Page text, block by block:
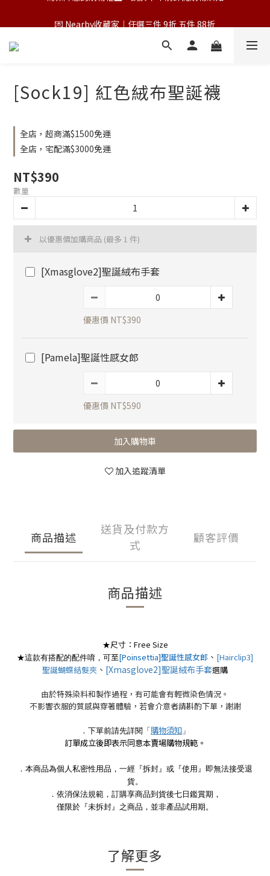
💌 Nearby收藏家｜任選三件 9折 五件 88折
[Sock19] 紅色絨布聖誕襪
全店，超商滿$1500免運
全店，宅配滿$3000免運
NT$390
數量
以優惠價加購商品 (最多 1 件)
[Xmasglove2]聖誕絨布手套
優惠價 NT$390
[Pamela]聖誕性感女郎
優惠價 NT$590
加入購物車
加入追蹤清單
商品描述
送貨及付款方
式
顧客評價
商品描述
★尺寸：Free Size
★這款有搭配的配件唷，可至[Poinsettia]聖誕性感女郎 、 [Hairclip3]
聖誕蝴蝶結髮夾 、 [Xmasglove2]聖誕絨布手套選購
由於特殊染料和製作過程，有可能會有輕微染色情況。
不影響衣服的質感與穿著體驗，若會介意者請斟酌下單，謝謝
．下單前請先詳閱「 購物須知 」
訂單成立後即表示同意本賣場購物規範。
．本商品為個人私密性用品，一經『拆封』或『使用』即無法接受退
貨。
．依消保法規範，訂購享商品到貨後七日鑑賞期，
僅限於『未拆封』之商品，並非產品試用期。
了解更多